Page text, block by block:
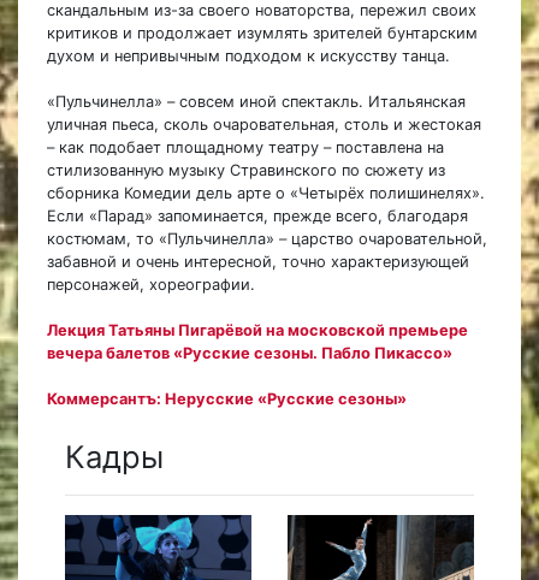
скандальным из-за своего новаторства, пережил своих
критиков и продолжает изумлять зрителей бунтарским
духом и непривычным подходом к искусству танца.
«Пульчинелла» – совсем иной спектакль. Итальянская
уличная пьеса, сколь очаровательная, столь и жестокая
– как подобает площадному театру – поставлена на
стилизованную музыку Стравинского по сюжету из
сборника Комедии дель арте о «Четырёх полишинелях».
Если «Парад» запоминается, прежде всего, благодаря
костюмам, то «Пульчинелла» – царство очаровательной,
забавной и очень интересной, точно характеризующей
персонажей, хореографии.
Лекция Татьяны Пигарёвой на московской премьере
вечера балетов «Русские сезоны. Пабло Пикассо»
Коммерсантъ: Нерусские «Русские сезоны»
Кадры